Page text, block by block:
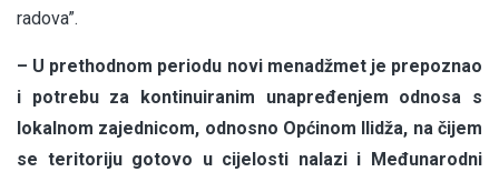
radova”.
– U prethodnom periodu novi menadžmet je prepoznao
i potrebu za kontinuiranim unapređenjem odnosa s
lokalnom zajednicom, odnosno Općinom Ilidža, na čijem
se teritoriju gotovo u cijelosti nalazi i Međunarodni